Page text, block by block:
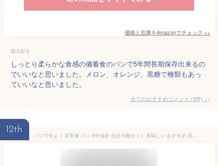
価格と在庫をAmazonでチェック >>
猫大好き
しっとり柔らかな食感の備蓄食のパンで5年間長期保存出来るの
でいいなと思いました。メロン、オレンジ、黒糖で種類もあっ
ていいなと思いました。
全てのおすすめコメント (3件) >
12th
パンですよ！ 非常食 パン 5年保存 缶詰 5種セット 美味しい おすすめ 防災食セット 非常食セット 防災 保存食 備蓄 食料 送料無料